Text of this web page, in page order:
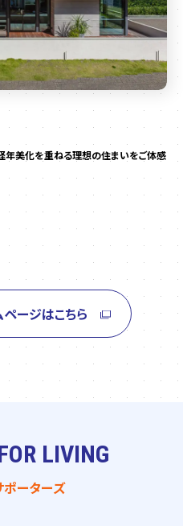
年美化を重ねる理想の住まいをご体感
ージはこちら
LIVING
ーターズ